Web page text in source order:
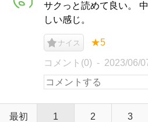
サクっと読めて良い。
しい感じ。
ナイス ★5
コメント(0) 2023/06/
最初 1 2 3